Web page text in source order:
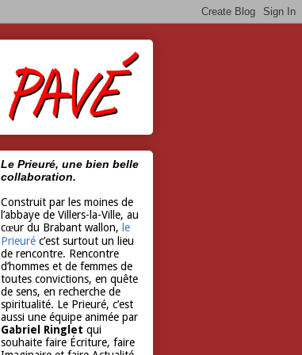
Le Prieuré, une bien belle
collaboration.
Construit par les moines de
l’abbaye de Villers-la-Ville, au
cœur du Brabant wallon, le
Prieuré c’est surtout un lieu
de rencontre. Rencontre
d’hommes et de femmes de
toutes convictions, en quête
de sens, en recherche de
spiritualité. Le Prieuré, c’est
aussi une équipe animée par
Gabriel Ringlet qui
souhaite faire Écriture, faire